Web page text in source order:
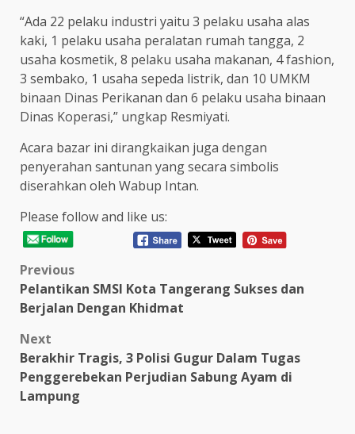
“Ada 22 pelaku industri yaitu 3 pelaku usaha alas
kaki, 1 pelaku usaha peralatan rumah tangga, 2
usaha kosmetik, 8 pelaku usaha makanan, 4 fashion,
3 sembako, 1 usaha sepeda listrik, dan 10 UMKM
binaan Dinas Perikanan dan 6 pelaku usaha binaan
Dinas Koperasi,” ungkap Resmiyati.
Acara bazar ini dirangkaikan juga dengan
penyerahan santunan yang secara simbolis
diserahkan oleh Wabup Intan.
Please follow and like us:
Post
navigation
Previous
Pelantikan SMSI Kota Tangerang Sukses dan
Berjalan Dengan Khidmat
Next
Berakhir Tragis, 3 Polisi Gugur Dalam Tugas
Penggerebekan Perjudian Sabung Ayam di
Lampung